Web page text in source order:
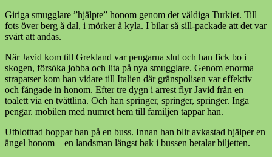
Giriga smugglare ”hjälpte” honom genom det väldiga Turkiet. Till
fots över berg å dal, i mörker å kyla. I bilar så sill-packade att det var
svårt att andas.
När Javid kom till Grekland var pengarna slut och han fick bo i
skogen, försöka jobba och lita på nya smugglare. Genom enorma
strapatser kom han vidare till Italien där gränspolisen var effektiv
och fångade in honom. Efter tre dygn i arrest flyr Javid från en
toalett via en tvättlina. Och han springer, springer, springer. Inga
pengar. mobilen med numret hem till familjen tappar han.
Utblotttad hoppar han på en buss. Innan han blir avkastad hjälper en
ängel honom – en landsman längst bak i bussen betalar biljetten.